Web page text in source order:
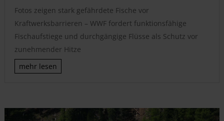
Fotos zeigen stark gefährdete Fische vor
Kraftwerksbarrieren – WWF fordert funktionsfähige
Fischaufstiege und durchgängige Flüsse als Schutz vor
zunehmender Hitze
mehr lesen